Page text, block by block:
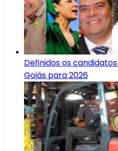
Definidos os
Goiás para 2026